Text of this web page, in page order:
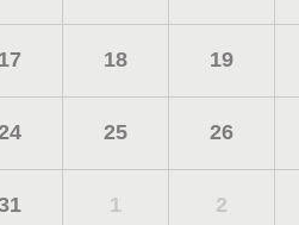
17 18 19
25 26
1 2